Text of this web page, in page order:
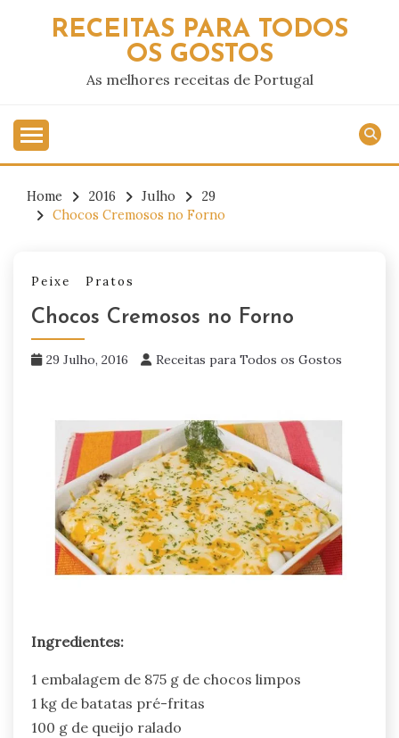
RECEITAS PARA TODOS
OS GOSTOS
As melhores receitas de Portugal
Home 2016 Julho
29
Chocos Cremosos no Forno
Peixe Pratos
Chocos Cremosos no Forno
29 Julho, 2016 Receitas para Todos os Gostos
Ingredientes:
1 embalagem de 875 g de chocos limpos
1 kg de batatas pré-fritas
100 g de queijo ralado